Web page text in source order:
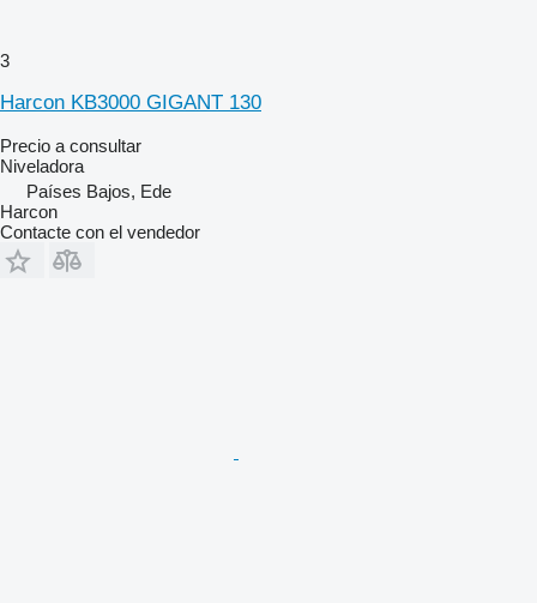
3
Harcon KB3000 GIGANT 130
Precio a consultar
Niveladora
Países Bajos, Ede
Harcon
Contacte con el vendedor